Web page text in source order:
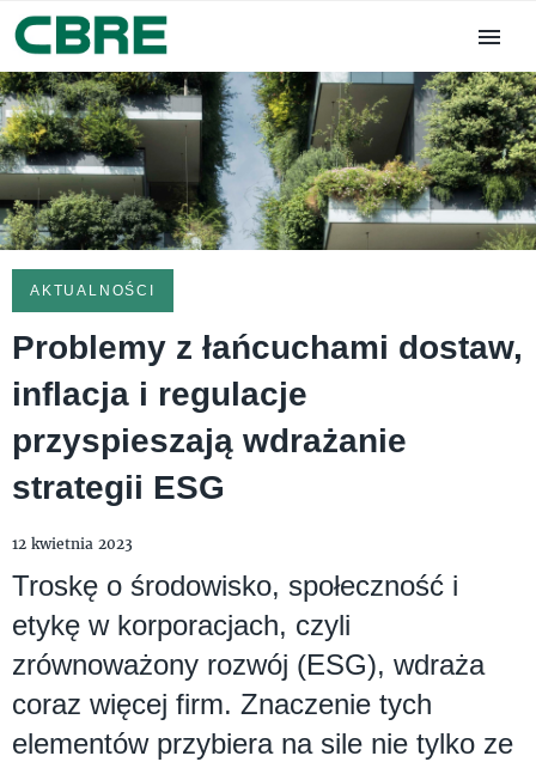
AKTUALNOŚCI
Problemy z łańcuchami dostaw,
inflacja i regulacje
przyspieszają wdrażanie
strategii ESG
12 kwietnia 2023
Troskę o środowisko, społeczność i
etykę w korporacjach, czyli
zrównoważony rozwój (ESG), wdraża
coraz więcej firm. Znaczenie tych
elementów przybiera na sile nie tylko ze